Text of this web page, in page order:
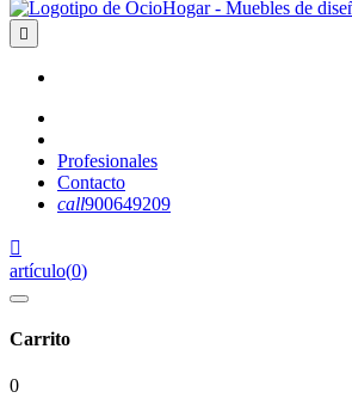

Profesionales
Contacto
call900649209

artículo(0)
Carrito
0